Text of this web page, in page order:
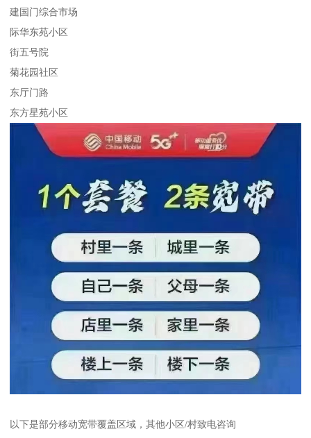
建国门综合市场
际华东苑小区
街五号院
菊花园社区
东厅门路
东方星苑小区
以下是部分移动宽带覆盖区域，其他小区/村致电咨询